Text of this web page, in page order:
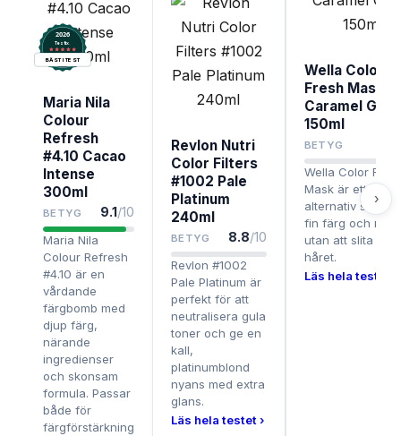
2026
Testix.
BÄST I TEST
Maria Nila
Colour
Refresh
#4.10 Cacao
Intense
300ml
BETYG 9.1/10
Maria Nila
Colour Refresh
#4.10 är en
vårdande
färgbomb med
djup färg,
närande
ingredienser
och skonsam
formula. Passar
både för
färgförstärkning
Revlon Nutri
Color Filters
#1002 Pale
Platinum
240ml
BETYG 8.8/10
Revlon #1002
Pale Platinum är
perfekt för att
neutralisera gula
toner och ge en
kall,
platinumblond
nyans med extra
glans.
Läs hela testet ›
Wella Color
Fresh Mask
Caramel
150ml
BETYG
Wella Color
Mask är ett
alternativ som
fin färg och
utan att slita på
håret.
Läs hela testet ›
›